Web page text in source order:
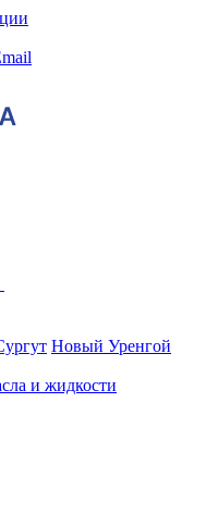
Новый Уренгой
и жидкости